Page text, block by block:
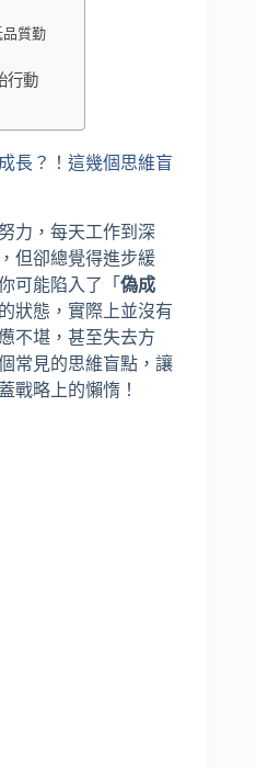
品質勤
行動
長？！這幾個思維盲
力，每天工作到深
但卻總覺得進步緩
可能陷入了「 偽成
狀態，實際上並沒有
不堪，甚至失去方
常見的思維盲點，讓
戰略上的懶惰！